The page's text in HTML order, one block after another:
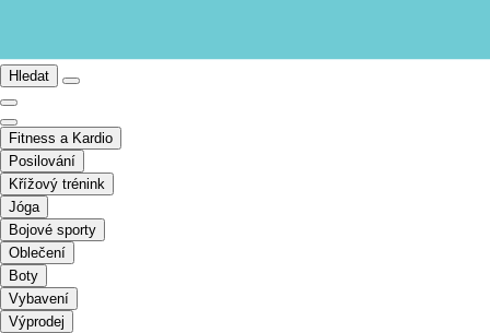
Hledat
Fitness a Kardio
Posilování
Křížový trénink
Jóga
Bojové sporty
Oblečení
Boty
Vybavení
Výprodej